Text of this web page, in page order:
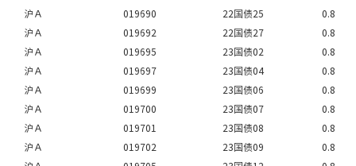
沪Ａ
019690 22国债25
0.8
沪Ａ
019692 22国债27
0.8
沪Ａ
019695 23国债02
0.8
沪Ａ
019697 23国债04
0.8
沪Ａ
019699 23国债06
0.8
沪Ａ
019700 23国债07
0.8
沪Ａ
019701 23国债08
0.8
沪Ａ
019702 23国债09
0.8